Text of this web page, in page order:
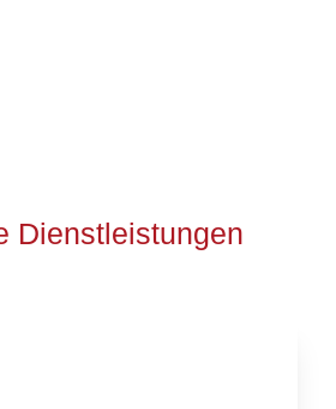
Dienstleistungen